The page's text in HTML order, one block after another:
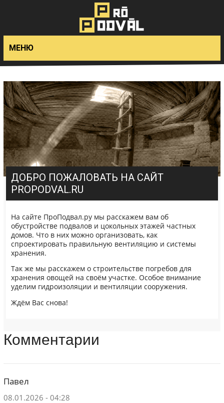
МЕНЮ
ДОБРО ПОЖАЛОВАТЬ НА САЙТ
PROPODVAL.RU
На сайте ПроПодвал.ру мы расскажем вам об
обустройстве подвалов и цокольных этажей частных
домов. Что в них можно организовать, как
спроектировать правильную вентиляцию и системы
хранения.
Так же мы расскажем о строительстве погребов для
хранения овощей на своём участке. Особое внимание
уделим гидроизоляции и вентиляции сооружения.
Ждём Вас снова!
Комментарии
Павел
08.01.2026 - 04:28